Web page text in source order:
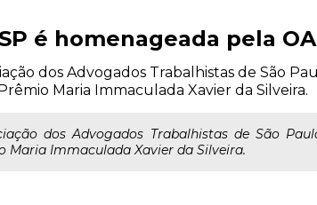
é homenageada pela
dos Advogados Trabalhistas de São
Maria Immaculada Xavier da Silveira.
dos Advogados Trabalhistas de São
Maria Immaculada Xavier da Silveira.